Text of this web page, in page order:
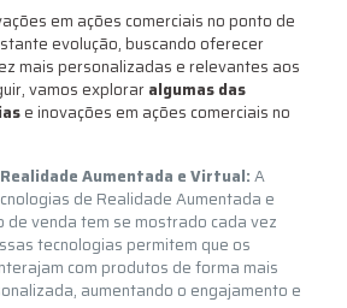
em ações comerciais no ponto de
evolução, buscando oferecer
mais personalizadas e relevantes aos
vamos exploraralgumas das
e inovações em ações comerciais no
Aumentada e Virtual:A
de Realidade Aumentada e
de venda tem se mostrado cada vez
tecnologias permitem que os
com produtos de forma mais
aumentando o engajamento e